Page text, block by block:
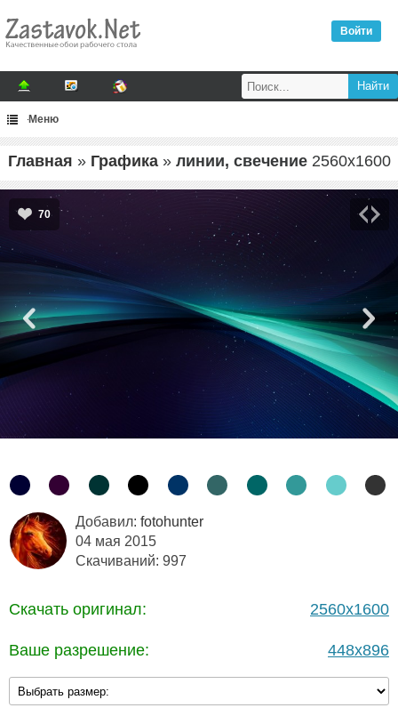
Войти
Меню
Главная » Графика» линии, свечение 2560x1600
70
Добавил: fotohunter
04 мая 2015
Скачиваний: 997
Скачать оригинал: 2560x1600
Ваше разрешение: 448x896